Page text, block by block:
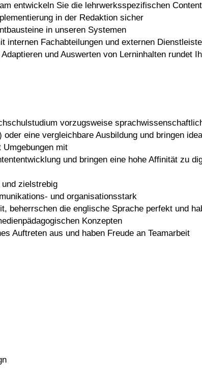
entwickeln Sie die lehrwerksspezifischen
in der Redaktion sicher
in unseren Systemen
internen Fachabteilungen und externen
und Auswerten von Lerninhalten rundet
vorzugsweise
eine vergleichbare Ausbildung und bringen
Umgebungen mit
und bringen eine hohe Affinität zu
zielstrebig
und organisationsstark
beherrschen die englische Sprache perfekt und
Konzepten
Auftreten aus und haben Freude an Teamarbeit